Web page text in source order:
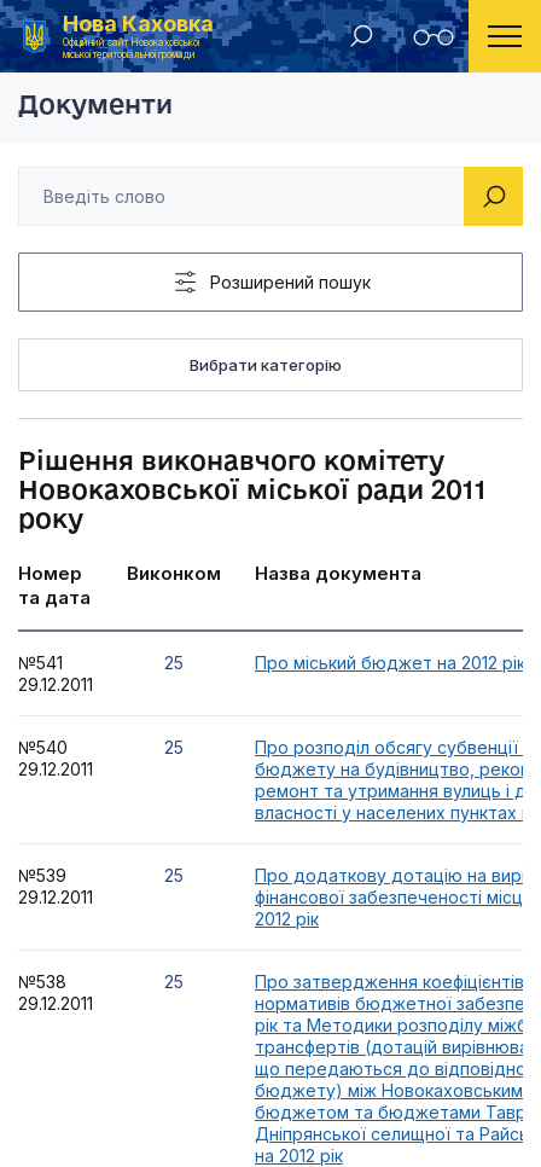
Нова Каховка
Офіційний сайт Новокаховської
міської територіальної громади
Головна Рішення виконавчого комітету Новокаховської
Документи
Розширений пошук
Вибрати категорію
Рішення виконавчого комітету
Новокаховської міської ради 2011
року
Номер
та дата
Виконком Назва документа
№541
29.12.2011
25 Про міський бюджет на 2012 рік
№540
29.12.2011
25
Про розподіл обсягу субвенції
бюджету на будівництво,
ремонт та утримання вулиць і
власності у населених пунктах на
№539
29.12.2011
25
Про додаткову дотацію на
фінансової забезпеченості
2012 рік
№538
29.12.2011
25
Про затвердження коефіцієнтів
нормативів бюджетної
рік та Методики розподілу
трансфертів (дотацій
що передаються до
бюджету) між Новокаховським
бюджетом та бюджетами
Дніпрянської селищної та
на 2012 рік